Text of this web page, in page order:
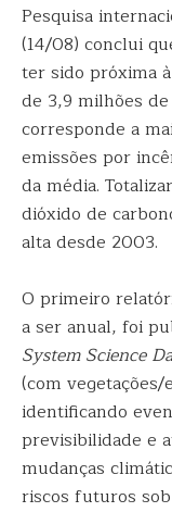
Pesquisa
(14/08) conclui
ter sido próxima
de 3,9 milhões
corresponde a
emissões por
da média.
dióxido de
alta desde 2003.
O primeiro
a ser anual, foi
System Science
(com
identificando
previsibilidade e
mudanças
riscos futuros